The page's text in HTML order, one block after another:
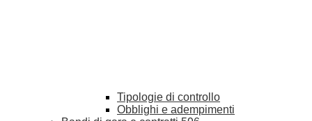
Tipologie di controllo
Obblighi e adempimenti